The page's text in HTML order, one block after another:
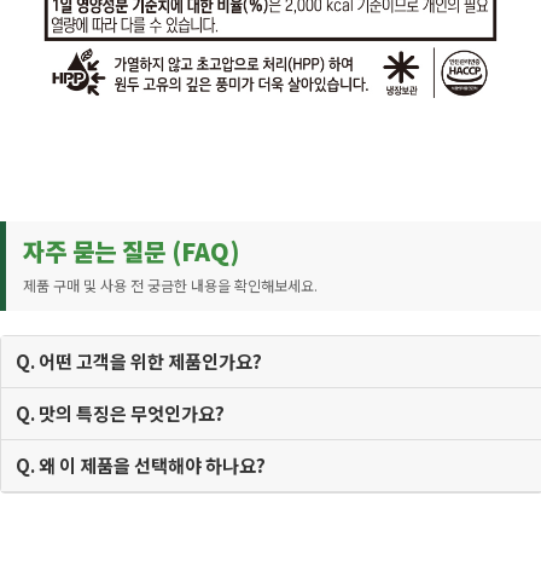
자주 묻는 질문 (FAQ)
제품 구매 및 사용 전 궁금한 내용을 확인해보세요.
Q. 어떤 고객을 위한 제품인가요?
Q. 맛의 특징은 무엇인가요?
Q. 왜 이 제품을 선택해야 하나요?